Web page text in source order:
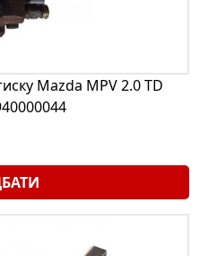
Mazda MPV 2.0 TD